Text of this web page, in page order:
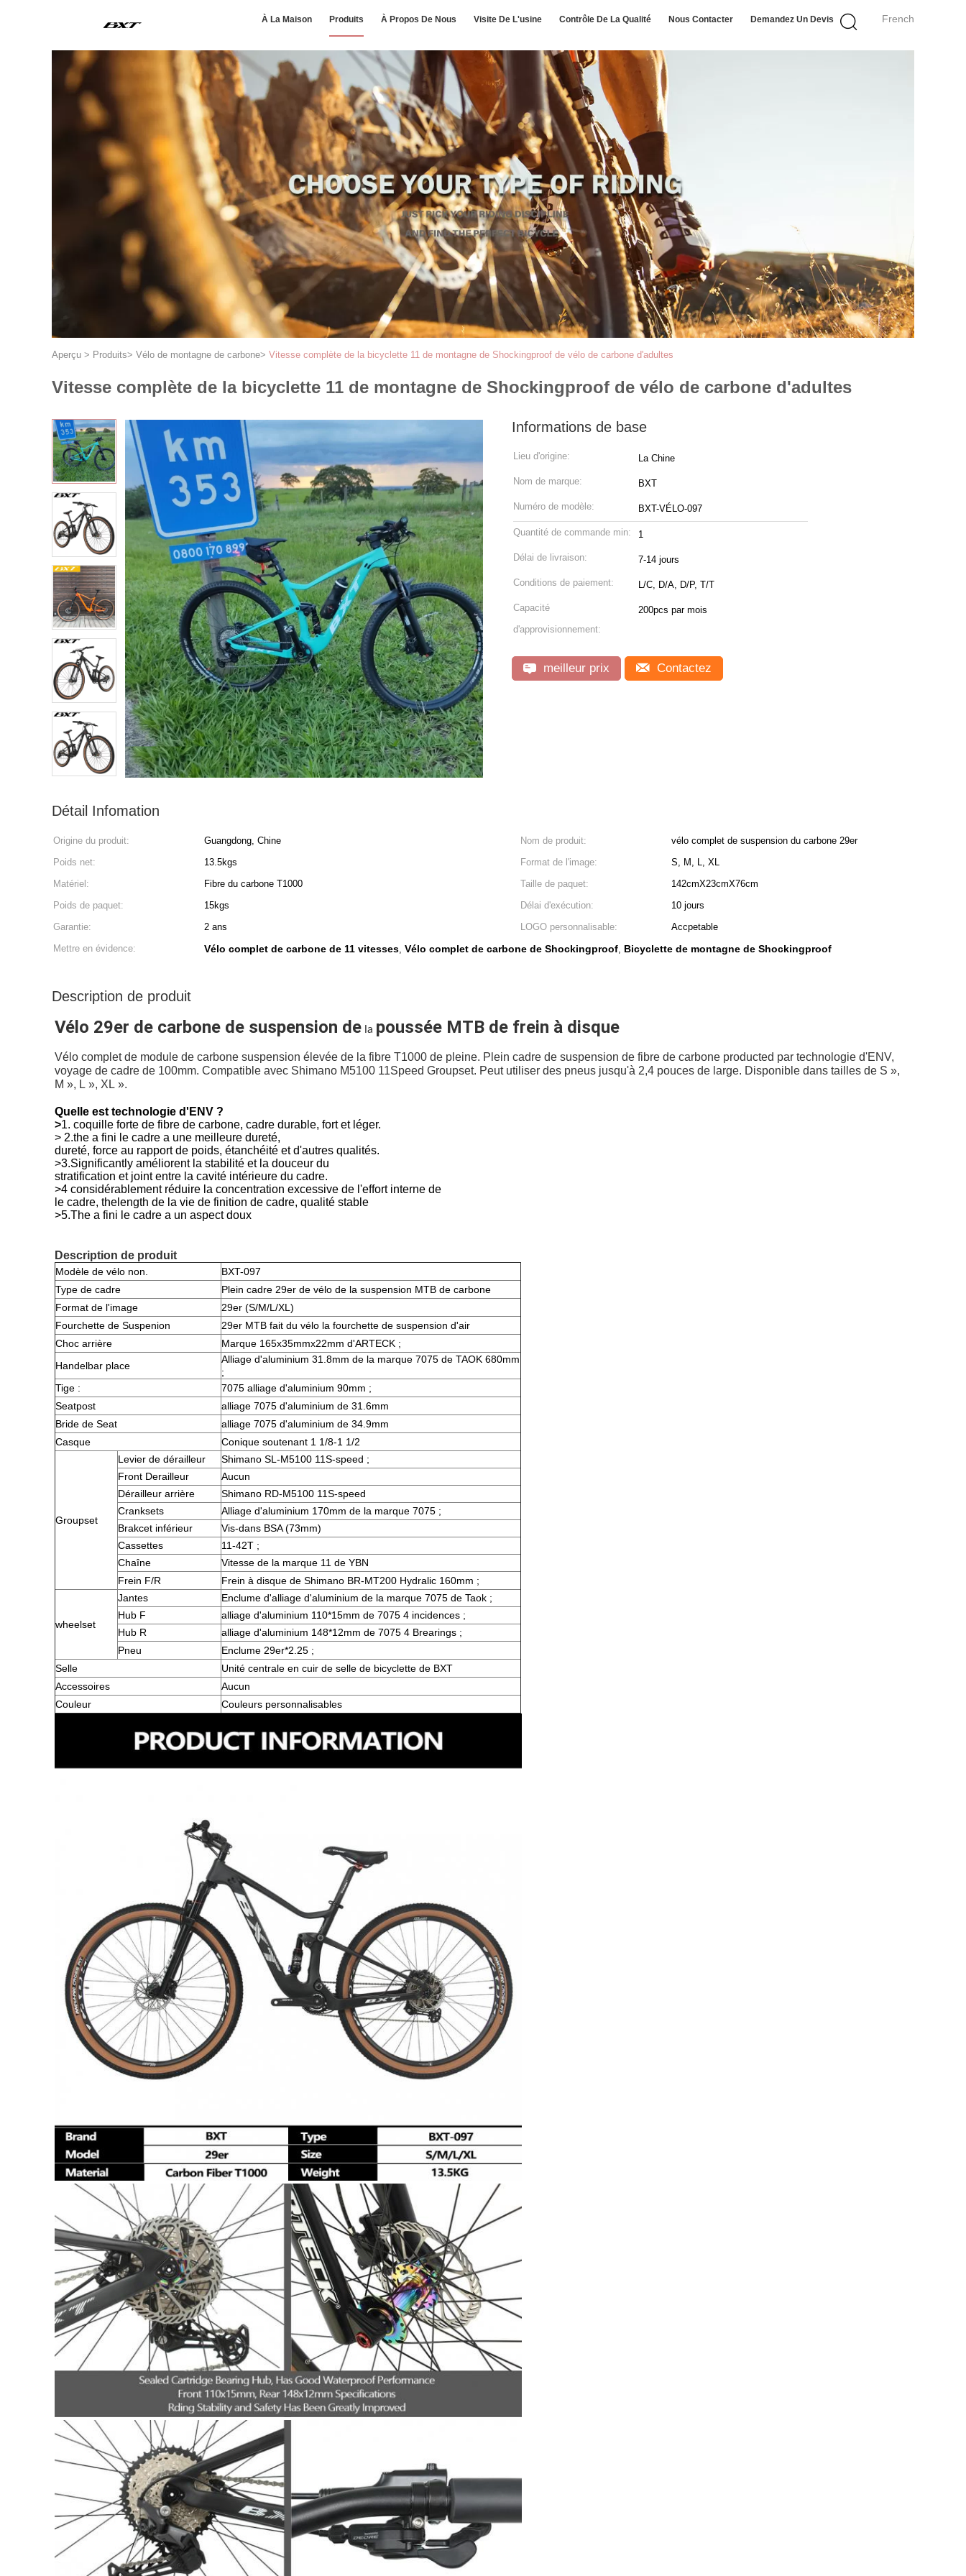
French
À La Maison Produits À Propos De Nous Visite De L'usine Contrôle De La Qualité Nous Contacter Demandez Un Devis
Aperçu > Produits> Vélo de montagne de carbone> Vitesse complète de la bicyclette 11 de montagne de Shockingproof de vélo de carbone d'adultes
Vitesse complète de la bicyclette 11 de montagne de Shockingproof de vélo de carbone d'adultes
Informations de base
Lieu d'origine: La Chine
Nom de marque: BXT
Numéro de modèle: BXT-VÉLO-097
Quantité de commande min: 1
Délai de livraison: 7-14 jours
Conditions de paiement: L/C, D/A, D/P, T/T
Capacité
d'approvisionnement:
200pcs par mois
meilleur prix Contactez
Détail Infomation
Origine du produit: Guangdong, Chine Nom de produit:
vélo complet de suspension du carbone 29er
Poids net:
13.5kgs Format de l'image:
S, M, L, XL
Matériel:
Fibre du carbone T1000 Taille de paquet:
142cmX23cmX76cm
Poids de paquet:
15kgs Délai d'exécution:
10 jours
Garantie:
2 ans LOGO personnalisable:
Accpetable
Mettre en évidence:
Vélo complet de carbone de 11 vitesses, Vélo complet de carbone de Shockingproof, Bicyclette de montagne de Shockingproof
Description de produit
Vélo 29er de carbone de suspension de la poussée MTB de frein à disque
Vélo complet de module de carbone suspension élevée de la fibre T1000 de pleine. Plein cadre de suspension de fibre de carbone producted par technologie d'ENV,
voyage de cadre de 100mm. Compatible avec Shimano M5100 11Speed Groupset. Peut utiliser des pneus jusqu'à 2,4 pouces de large. Disponible dans tailles de S »,
M », L », XL ».
Quelle est technologie d'ENV ?
>1. coquille forte de fibre de carbone, cadre durable, fort et léger.
> 2.the a fini le cadre a une meilleure dureté,
dureté, force au rapport de poids, étanchéité et d'autres qualités.
>3.Significantly améliorent la stabilité et la douceur du
stratification et joint entre la cavité intérieure du cadre.
>4 considérablement réduire la concentration excessive de l'effort interne de
le cadre, thelength de la vie de finition de cadre, qualité stable
>5.The a fini le cadre a un aspect doux
Description de produit
Modèle de vélo non.
BXT-097
Type de cadre
Plein cadre 29er de vélo de la suspension MTB de carbone
Format de l'image
29er (S/M/L/XL)
Fourchette de Suspenion
29er MTB fait du vélo la fourchette de suspension d'air
Choc arrière
Marque 165x35mmx22mm d'ARTECK ;
Handelbar place
Alliage d'aluminium 31.8mm de la marque 7075 de TAOK 680mm
;
Tige :
7075 alliage d'aluminium 90mm ;
Seatpost
alliage 7075 d'aluminium de 31.6mm
Bride de Seat
alliage 7075 d'aluminium de 34.9mm
Casque
Conique soutenant 1 1/8-1 1/2
Groupset
Levier de dérailleur
Shimano SL-M5100 11S-speed ;
Front Derailleur
Aucun
Dérailleur arrière
Shimano RD-M5100 11S-speed
Cranksets
Alliage d'aluminium 170mm de la marque 7075 ;
Brakcet inférieur
Vis-dans BSA (73mm)
Cassettes
11-42T ;
Chaîne
Vitesse de la marque 11 de YBN
Frein F/R
Frein à disque de Shimano BR-MT200 Hydralic 160mm ;
wheelset
Jantes
Enclume d'alliage d'aluminium de la marque 7075 de Taok ;
Hub F
alliage d'aluminium 110*15mm de 7075 4 incidences ;
Hub R
alliage d'aluminium 148*12mm de 7075 4 Brearings ;
Pneu
Enclume 29er*2.25 ;
Selle
Unité centrale en cuir de selle de bicyclette de BXT
Accessoires
Aucun
Couleur
Couleurs personnalisables